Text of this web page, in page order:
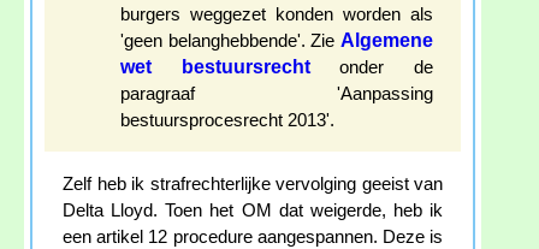
burgers weggezet konden worden als
'geen belanghebbende'. Zie Algemene
wet bestuursrechtonder de
paragraaf 'Aanpassing
bestuursprocesrecht 2013'.
Zelf heb ik strafrechterlijke vervolging geeist van
Delta Lloyd. Toen het OM dat weigerde, heb ik
een artikel 12 procedure aangespannen. Deze is